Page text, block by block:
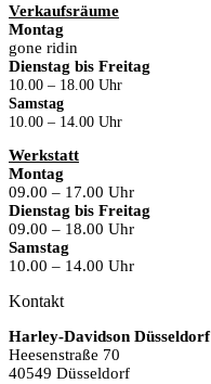
Verkaufsräume
Montag
gone ridin
Dienstag bis Freitag
10.00 – 18.00 Uhr
Samstag
10.00 – 14.00 Uhr
Werkstatt
Montag
09.00 – 17.00 Uhr
Dienstag bis Freitag
09.00 – 18.00 Uhr
Samstag
10.00 – 14.00 Uhr
Kontakt
Harley-Davidson Düsseldorf
Heesenstraße 70
40549 Düsseldorf